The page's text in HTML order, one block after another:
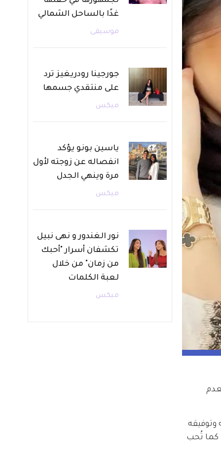
وتوفيقه
كما تُحب
غدًا بالساحل الشمالي
موسيقى
جورجينا رودريغيز ترد
على منتقدي جسمها
ميكس
ياسين بونو يؤكد
انفصاله عن زوجته لأول
مرة وينهي الجدل
ميكس
نور الغندور و نهى نبيل
تكشفان أسرار "أحبك
من زمان" من خلال
لعبة الكلمات
ميكس